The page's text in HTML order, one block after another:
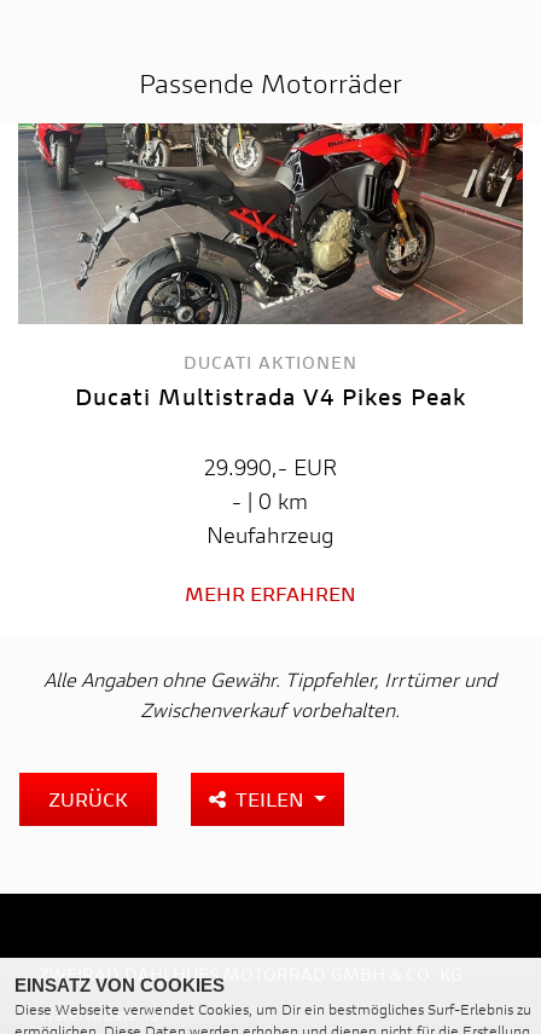
Passende Motorräder
DUCATI AKTIONEN
Ducati Multistrada V4 Pikes Peak
29.990,- EUR
- | 0 km
Neufahrzeug
MEHR ERFAHREN
Alle Angaben ohne Gewähr. Tippfehler, Irrtümer und
Zwischenverkauf vorbehalten.
ZURÜCK TEILEN
ZWEIRAD DAHLHUES MOTORRAD GMBH & CO. KG
Waterstroate 19
EINSATZ VON COOKIES
Diese Webseite verwendet Cookies, um Dir ein bestmögliches Surf-Erlebnis zu